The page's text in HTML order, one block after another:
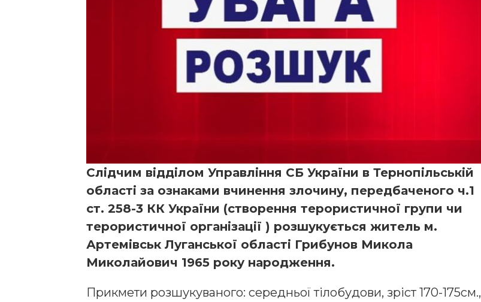
Слідчим відділом Управління СБ України в Тернопільській
області за ознаками вчинення злочину, передбаченого ч.1
ст. 258-3 КК України (створення терористичної групи чи
терористичної організації ) розшукується житель м.
Артемівськ Луганської області Грибунов Микола
Миколайович 1965 року народження.
Прикмети розшукуваного: середньої тілобудови, зріст 170-175см.,